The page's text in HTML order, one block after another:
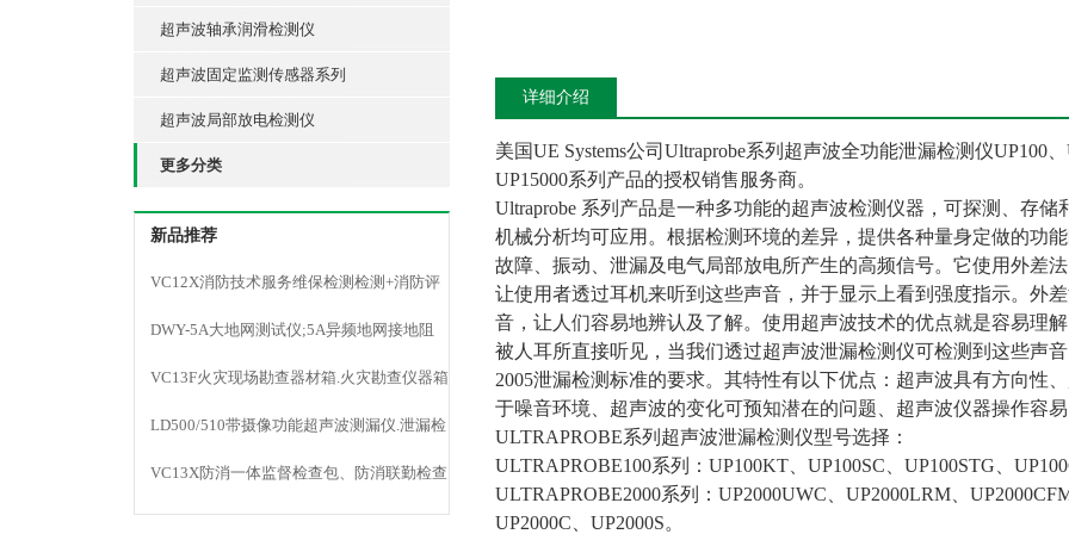
超声波轴承润滑检测仪
超声波固定监测传感器系列
超声波局部放电检测仪
更多分类
新品推荐
VC12X消防技术服务维保检测检测+消防评
估仪器
DWY-5A大地网测试仪;5A异频地网接地阻
抗;防雷检测
VC13F火灾现场勘查器材箱.火灾勘查仪器箱
LD500/510带摄像功能超声波测漏仪.泄漏检
测仪
VC13X防消一体监督检查包、防消联勤检查
器材包
详细介绍
美国UE Systems公司Ultraprobe系列超声波全功能泄漏检测仪UP100
UP15000系列产品的授权销售服务商。
Ultraprobe 系列产品是一种多功能的超声波检测仪器，可探测、存
机械分析均可应用。根据检测环境的差异，提供各种量身定做的功
故障、振动、泄漏及电气局部放电所产生的高频信号。它使用外差
让使用者透过耳机来听到这些声音，并于显示上看到强度指示。外
音，让人们容易地辨认及了解。使用超声波技术的优点就是容易理
被人耳所直接听见，当我们透过超声波泄漏检测仪可检测到这些声
2005泄漏检测标准的要求。其特性有以下优点：超声波具有方向性
于噪音环境、超声波的变化可预知潜在的问题、超声波仪器操作容
ULTRAPROBE系列超声波泄漏检测仪型号选择：
ULTRAPROBE100系列：UP100KT、UP100SC、UP100STG、
ULTRAPROBE2000系列：UP2000UWC、UP2000LRM、
UP2000C、UP2000S。